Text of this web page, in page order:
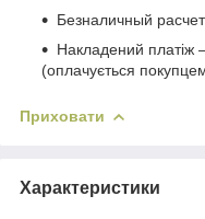
Безналичный
Накладений платіж
(оплачується
Приховати
Характеристики